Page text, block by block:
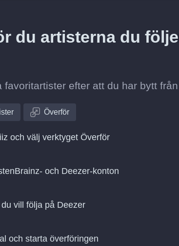
du artisterna du
favoritartister efter att du har bytt
Överför
och välj verktyget Överför
och Deezer-konton
vill följa på Deezer
och starta överföringen